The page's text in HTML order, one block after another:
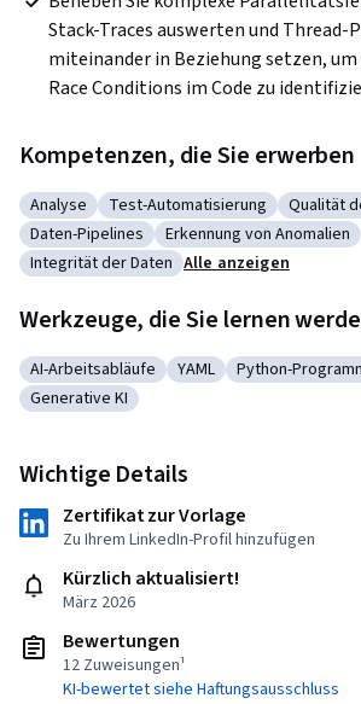
Stack-Traces auswerten und
miteinander in Beziehung setzen, um
Race Conditions im Code zu
Kompetenzen, die Sie erwerben
Kategorie: Analyse
Analyse Kategorie: Test-
Test-Automatisierung Qualität
Kategorie: Daten-Pipelines
Daten-Pipelines Kategorie: Erkennung
Erkennung von Anomalien
Kategorie: Integrität der Daten
Integrität der Daten Alle anzeigen
Werkzeuge, die Sie lernen
Kategorie: AI-Arbeitsabläufe
AI-Arbeitsabläufe Kategorie: YAML
YAML Kategorie:
Python-
Kategorie: Generative KI
Generative KI
Wichtige Details
Zertifikat zur Vorlage
Zu Ihrem LinkedIn-Profil hinzufügen
Kürzlich aktualisiert!
März 2026
Bewertungen
12 Zuweisungen¹
KI-bewertet siehe Haftungsausschluss